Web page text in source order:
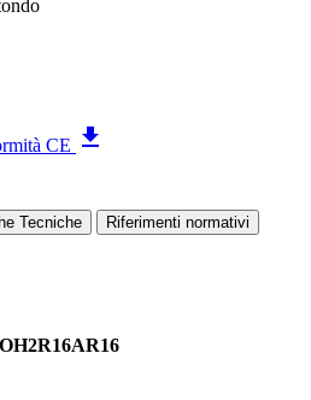
CE file_download
Tecniche
Riferimenti normativi